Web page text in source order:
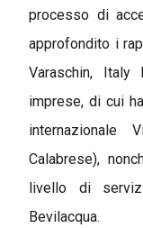
processo di
approfondito i
Varaschin,
imprese, di cui
internazionale
Calabrese),
livello di
Bevilacqua.